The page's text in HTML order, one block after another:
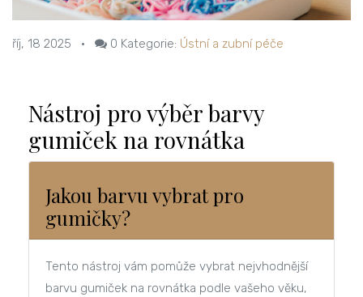
říj, 18 2025 • 0 Kategorie: Ústní a zubní péče
Nástroj pro výběr barvy
gumiček na rovnátka
Jakou barvu vybrat pro
gumičky?
Tento nástroj vám pomůže vybrat nejvhodnější
barvu gumiček na rovnátka podle vašeho věku,